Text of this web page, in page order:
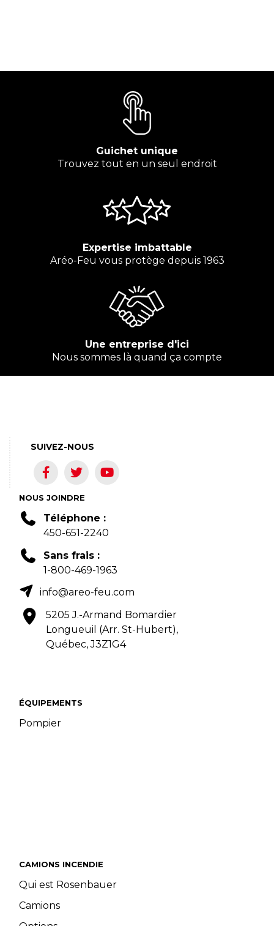
Guichet unique
Trouvez tout en un seul endroit
Expertise imbattable
Aréo-Feu vous protège depuis 1963
Une entreprise d'ici
Nous sommes là quand ça compte
ÉQUIPEMENTS
Pompier
CAMIONS INCENDIE
Qui est Rosenbauer
Camions
NOUS JOINDRE
Téléphone :
450-651-2240
Sans frais :
1-800-469-1963
info@areo-feu.com
5205 J.-Armand Bomardier
Longueuil (Arr. St-Hubert),
Québec, J3Z1G4
SUIVEZ-NOUS